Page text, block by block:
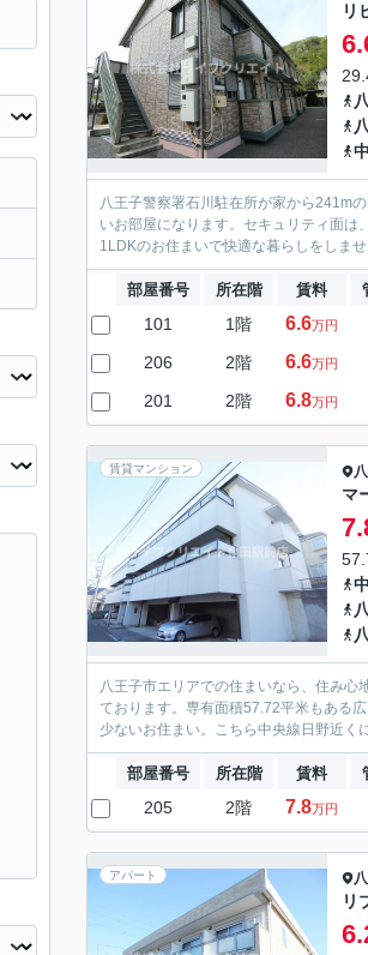
リ
八王子警察署石川駐在所が家から241m
いお部屋になります。セキュリティ面は
1LDKのお住まいで快適な暮らしをしま
部屋番号 所在階 賃料
101 1階 6.6万円
206 2階 6.6万円
201 2階 6.8万円
賃貸マンション
マ
八王子市エリアでの住まいなら、住み心
ております。専有面積57.72平米もある
少ないお住まい。こちら中央線日野近く
部屋番号 所在階 賃料
205 2階 7.8万円
アパート
リ